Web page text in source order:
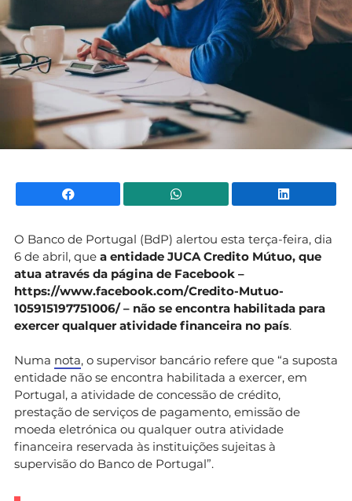
Facebook WhatsApp
O Banco de Portugal (BdP) alertou esta terça-feira, dia
6 de abril, que a entidade JUCA Credito Mútuo, que
atua através da página de Facebook –
https://www.facebook.com/Credito-Mutuo-
105915197751006/ – não se encontra habilitada para
exercer qualquer atividade financeira no país.
Numa nota, o supervisor bancário refere que “a suposta
entidade não se encontra habilitada a exercer, em
Portugal, a atividade de concessão de crédito,
prestação de serviços de pagamento, emissão de
moeda eletrónica ou qualquer outra atividade
financeira reservada às instituições sujeitas à
supervisão do Banco de Portugal”.